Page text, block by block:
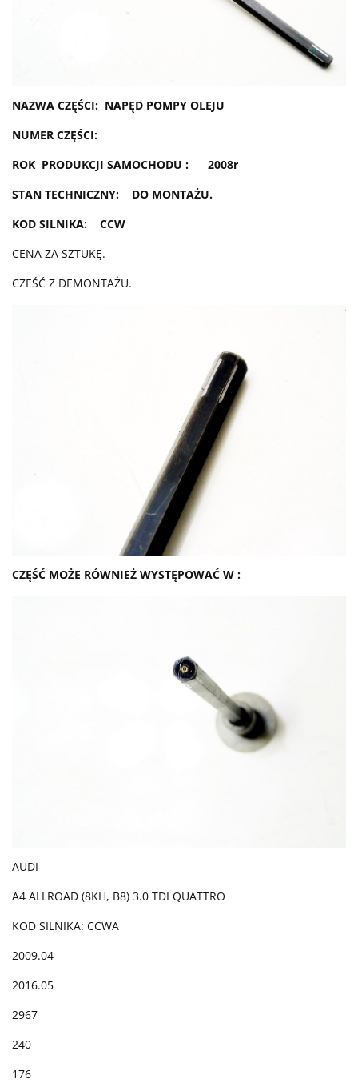
NAZWA CZĘŚCI: NAPĘD POMPY OLEJU
NUMER CZĘŚCI:
ROK PRODUKCJI SAMOCHODU : 2008r
STAN TECHNICZNY: DO MONTAŻU.
KOD SILNIKA: CCW
CENA ZA SZTUKĘ.
CZEŚĆ Z DEMONTAŻU.
CZĘŚĆ MOŻE RÓWNIEŻ WYSTĘPOWAĆ W :
AUDI
A4 ALLROAD (8KH, B8) 3.0 TDI QUATTRO
KOD SILNIKA: CCWA
2009.04
2016.05
2967
240
176